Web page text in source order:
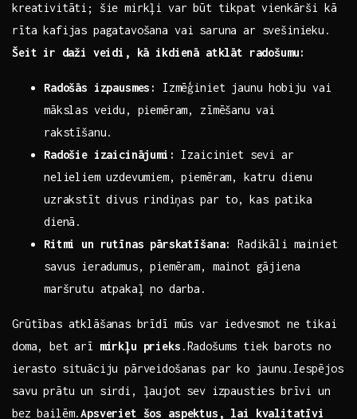
kreativitāti; šie mirkļi var būt ⁣tikpat vienkārši kā
rīta kafijas pagatavošana vai saruna ar svešinieku.
Šeit⁢ ir daži veidi, kā ikdienā atklāt ​radošumu:
Radošās izpausmes:
Izmēģiniet jaunu hobiju vai
mākslas veidu, ‌piemēram, zīmēšanu⁤ vai
rakstīšanu.
Radošie izaicinājumi:
‍Izaiciniet sevi ar
nelieliem uzdevumiem, piemēram, katru dienu
uzrakstīt⁢ divus rindiņas par to,⁢ kas patika
dienā.
Ritmi un rutīnas pārskatīšana:
Radikāli mainiet
savus ieradumus, piemēram, mainot gājiena
maršrutu atpakaļ no darba.
Grūtības atklāšanas⁣ brīdī mūs var‍ iedvesmot ne tikai
doma, bet arī mirkļu prieks .Radošums tiek barots no
ierasto situāciju pārveidošanas par ko ⁣jaunu.Iespējos
savu prātu un sirdi,‌ ļaujot ⁢sev izpausties brīvi un
bez bailēm.Apsveriet šos aspektus, lai kvalitatīvi